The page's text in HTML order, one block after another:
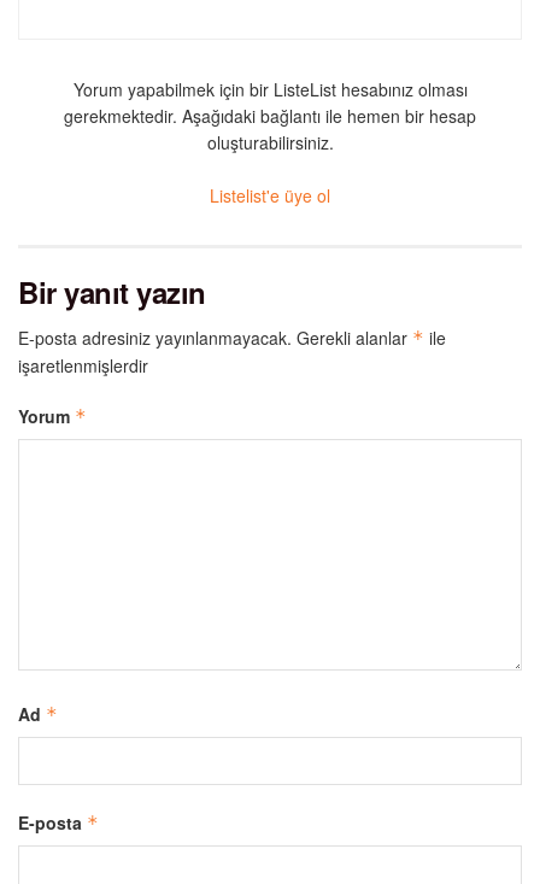
Yorum yapabilmek için bir ListeList hesabınız olması
gerekmektedir. Aşağıdaki bağlantı ile hemen bir hesap
oluşturabilirsiniz.
Listelist'e üye ol
Bir yanıt yazın
E-posta adresiniz yayınlanmayacak. Gerekli alanlar * ile
işaretlenmişlerdir
Yorum *
Ad *
E-posta *